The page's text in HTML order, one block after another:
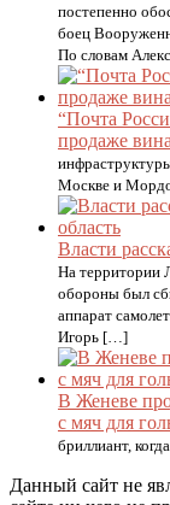
постепенно
боец
По словам
“Почта
продаже вина
Москве и
Власти
На территории
обороны был
аппарат
Игорь […]
В Женеве
с мяч для
бриллиант,
Данный сайт не